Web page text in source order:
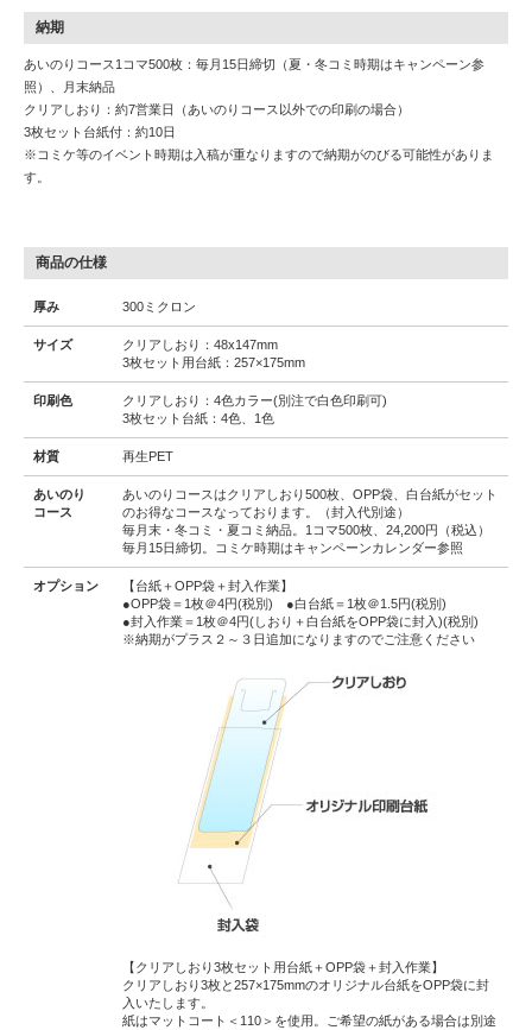
納期
あいのりコース1コマ500枚：毎月15日締切（夏・冬コミ時期はキャンペーン参
照）、月末納品
クリアしおり：約7営業日（あいのりコース以外での印刷の場合）
3枚セット台紙付：約10日
※コミケ等のイベント時期は入稿が重なりますので納期がのびる可能性がありま
す。
商品の仕様
厚み 300ミクロン
サイズ
クリアしおり：48x147mm
3枚セット用台紙：257×175mm
印刷色
クリアしおり：4色カラー(別注で白色印刷可)
3枚セット台紙：4色、1色
材質 再生PET
あいのり
コース
あいのりコースはクリアしおり500枚、OPP袋、白台紙がセット
のお得なコースなっております。（封入代別途）
毎月末・冬コミ・夏コミ納品。1コマ500枚、24,200円（税込）
毎月15日締切。コミケ時期はキャンペーンカレンダー参照
オプション
【台紙＋OPP袋＋封入作業】
●OPP袋＝1枚＠4円(税別) ●白台紙＝1枚＠1.5円(税別)
●封入作業＝1枚＠4円(しおり＋白台紙をOPP袋に封入)(税別)
※納期がプラス２～３日追加になりますのでご注意ください
【クリアしおり3枚セット用台紙＋OPP袋＋封入作業】
クリアしおり3枚と257×175mmのオリジナル台紙をOPP袋に封
入いたします。
紙はマットコート＜110＞を使用。ご希望の紙がある場合は別途